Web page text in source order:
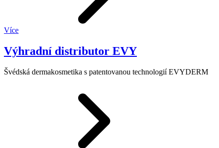
Více
Výhradní distributor EVY
Švédská dermakosmetika s patentovanou technologií EVYDERM